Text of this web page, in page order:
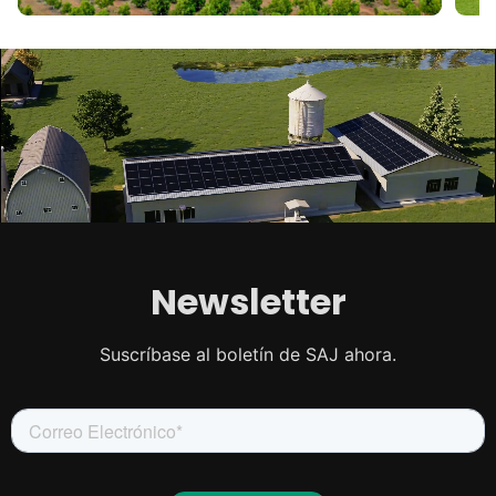
Maximice su ahorro
energético con SAJ
elekeeper
Newsletter
Suscríbase al boletín de SAJ ahora.